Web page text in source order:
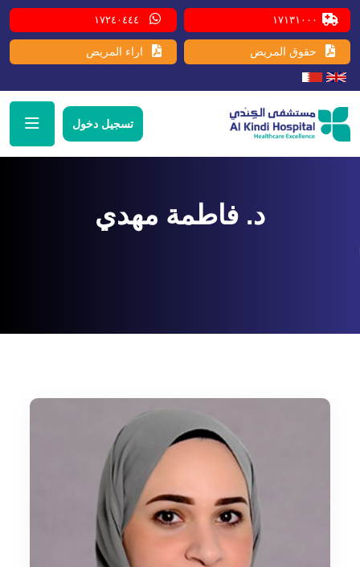
١٧١٣١٠٠٠ ١٧٢٤٠٤٤٤
حقوق المريض اراء المريض
تسجيل دخول
د. فاطمة مهدي